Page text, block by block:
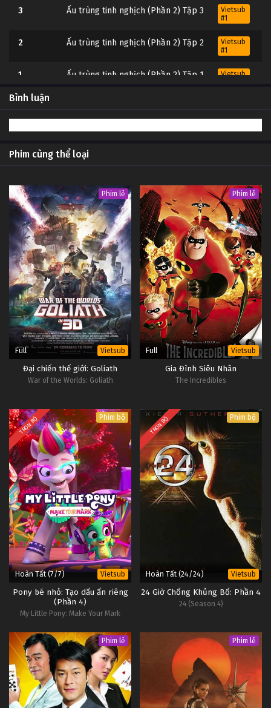
3 Ấu trùng tinh nghịch (Phần 2) Tập 3
Vietsub
#1
2 Ấu trùng tinh nghịch (Phần 2) Tập 2
Vietsub
#1
1 Ấu trùng tinh nghịch (Phần 2) Tập 1
Vietsub
Bình luận
Phim cùng thể loại
Phim lẻ
Full Vietsub
Đại chiến thế giới: Goliath
War of the Worlds: Goliath
Phim lẻ
Full Vietsub
Gia Đình Siêu Nhân
The Incredibles
TRỌN BỘ Phim bộ
Hoàn Tất (7/7) Vietsub
Pony bé nhỏ: Tạo dấu ấn riêng
(Phần 4)
My Little Pony: Make Your Mark
TRỌN BỘ Phim bộ
Hoàn Tất (24/24) Vietsub
24 Giờ Chống Khủng Bố: Phần 4
24 (Season 4)
Phim lẻ Phim lẻ